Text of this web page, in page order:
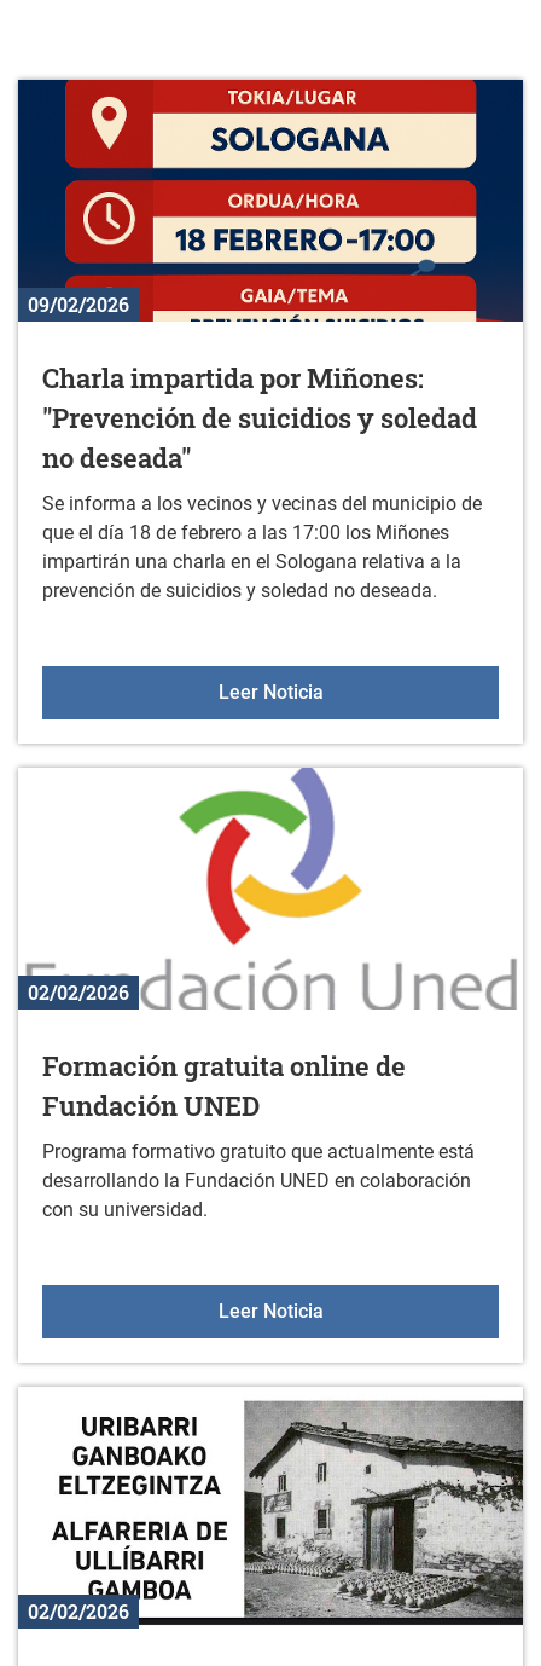
09/02/2026
Charla impartida por Miñones:
"Prevención de suicidios y soledad
no deseada"
Se informa a los vecinos y vecinas del municipio de
que el día 18 de febrero a las 17:00 los Miñones
impartirán una charla en el Sologana relativa a la
prevención de suicidios y soledad no deseada.
Leer NoticiaCharla impartida por
02/02/2026
Formación gratuita online de
Fundación UNED
Programa formativo gratuito que actualmente está
desarrollando la Fundación UNED en colaboración
con su universidad.
Leer NoticiaFormación gratuita
02/02/2026